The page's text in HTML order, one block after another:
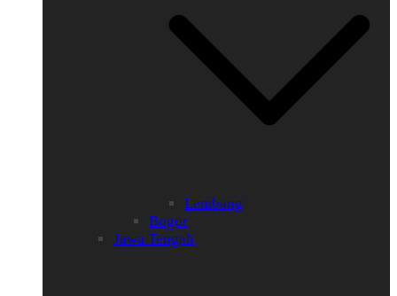
Lembang
Bogor
Jawa Tengah